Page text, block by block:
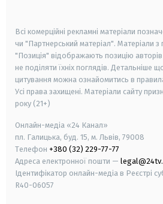
Всі комерційні рекламні матеріали
чи "Партнерський матеріал". Матеріали
"Позиція" відображають позицію
не поділяти їхніх поглядів. Детальніше
цитування можна ознайомитись в
Усі права захищені. Матеріали сайту
року (21+)
Онлайн-медіа «24 Канал»
пл. Галицька, буд. 15, м. Львів, 79008
Телефон +380 (32) 229-77-77
Адреса електронної пошти —
Ідентифікатор онлайн-медіа в Реєстрі
R40-06057